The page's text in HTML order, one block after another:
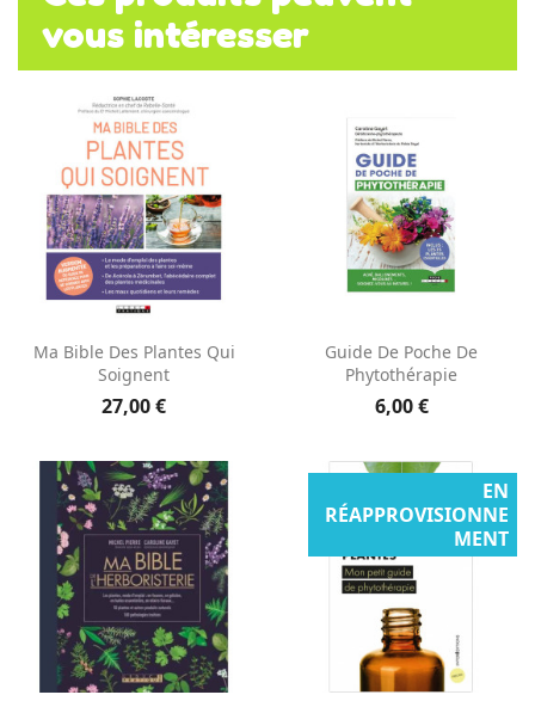
vous intéresser
Ma Bible Des Plantes Qui
Soignent
27,00 €
Guide De Poche De
Phytothérapie
6,00 €
EN
RÉAPPROVISIONNE
MENT